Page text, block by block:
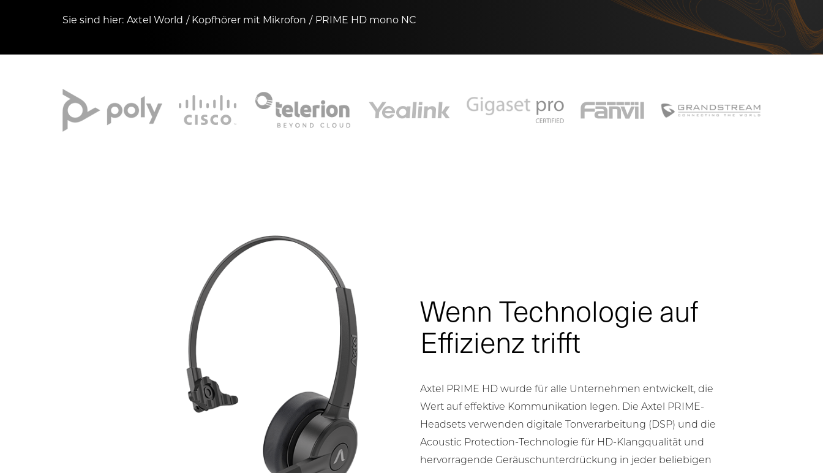
Sie sind hier: Axtel World Kopfhörer mit Mikrofon PRIME HD mono NC
Wenn Technologie auf
Effizienz trifft
Axtel PRIME HD wurde für alle Unternehmen entwickelt, die
Wert auf effektive Kommunikation legen. Die Axtel PRIME-
Headsets verwenden digitale Tonverarbeitung (DSP) und die
Acoustic Protection-Technologie für HD-Klangqualität und
hervorragende Geräuschunterdrückung in jeder beliebigen